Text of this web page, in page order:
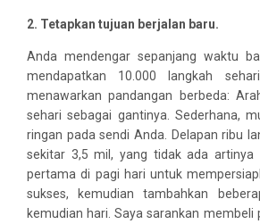
2. Tetapkan tujuan berjalan baru.
Anda mendengar sepanjang waktu
mendapatkan 10.000 langkah
menawarkan pandangan berbeda:
sehari sebagai gantinya. Sederhana,
ringan pada sendi Anda. Delapan ribu
sekitar 3,5 mil, yang tidak ada artinya
pertama di pagi hari untuk
sukses, kemudian tambahkan
kemudian hari. Saya sarankan